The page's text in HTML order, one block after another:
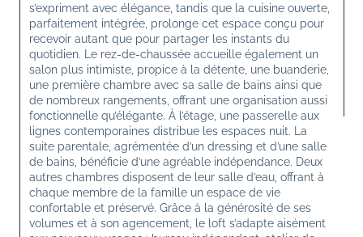
s’expriment avec élégance, tandis que la cuisine ouverte,
parfaitement intégrée, prolonge cet espace conçu pour
recevoir autant que pour partager les instants du
quotidien. Le rez-de-chaussée accueille également un
salon plus intimiste, propice à la détente, une buanderie,
une première chambre avec sa salle de bains ainsi que
de nombreux rangements, offrant une organisation aussi
fonctionnelle qu’élégante. À l’étage, une passerelle aux
lignes contemporaines distribue les espaces nuit. La
suite parentale, agrémentée d’un dressing et d’une salle
de bains, bénéficie d’une agréable indépendance. Deux
autres chambres disposent de leur salle d’eau, offrant à
chaque membre de la famille un espace de vie
confortable et préservé. Grâce à la générosité de ses
volumes et à son agencement, le loft s’adapte aisément